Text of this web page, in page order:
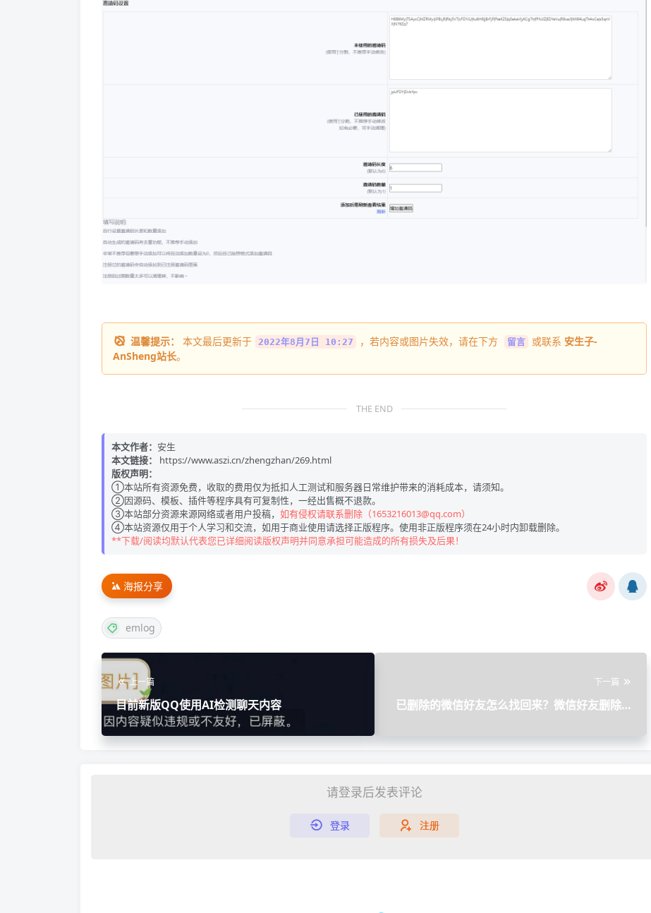
温馨提示： 本文最后更新于 2022年8月7日 10:27 ，若内容或图片失效，请在下方 留言 或联系 安生子-
AnSheng站长。
THE END
本文作者： 安生
本文链接：
https://www.aszi.cn/zhengzhan/269.html
版权声明：
①本站所有资源免费，收取的费用仅为抵扣人工测试和服务器日常维护带来的消耗成本，请须知。
②因源码、模板、插件等程序具有可复制性，一经出售概不退款。
③本站部分资源来源网络或者用户投稿， 如有侵权请联系删除（1653216013@qq.com）
④本站资源仅用于个人学习和交流，如用于商业使用请选择正版程序。使用非正版程序须在24小时内卸载删除。
**下载/阅读均默认代表您已详细阅读版权声明并同意承担可能造成的所有损失及后果！
海报分享
emlog
上一篇
目前新版QQ使用AI检测聊天内容
下一篇
已删除的微信好友怎么找回来？微信好友删除找
请登录后发表评论
登录 注册